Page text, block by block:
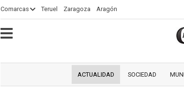
Comarcas Teruel Zaragoza Aragón
ACTUALIDAD SOCIEDAD